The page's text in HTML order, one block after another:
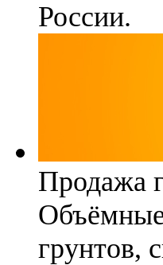
России.
Продажа
Объёмные
грунтов,